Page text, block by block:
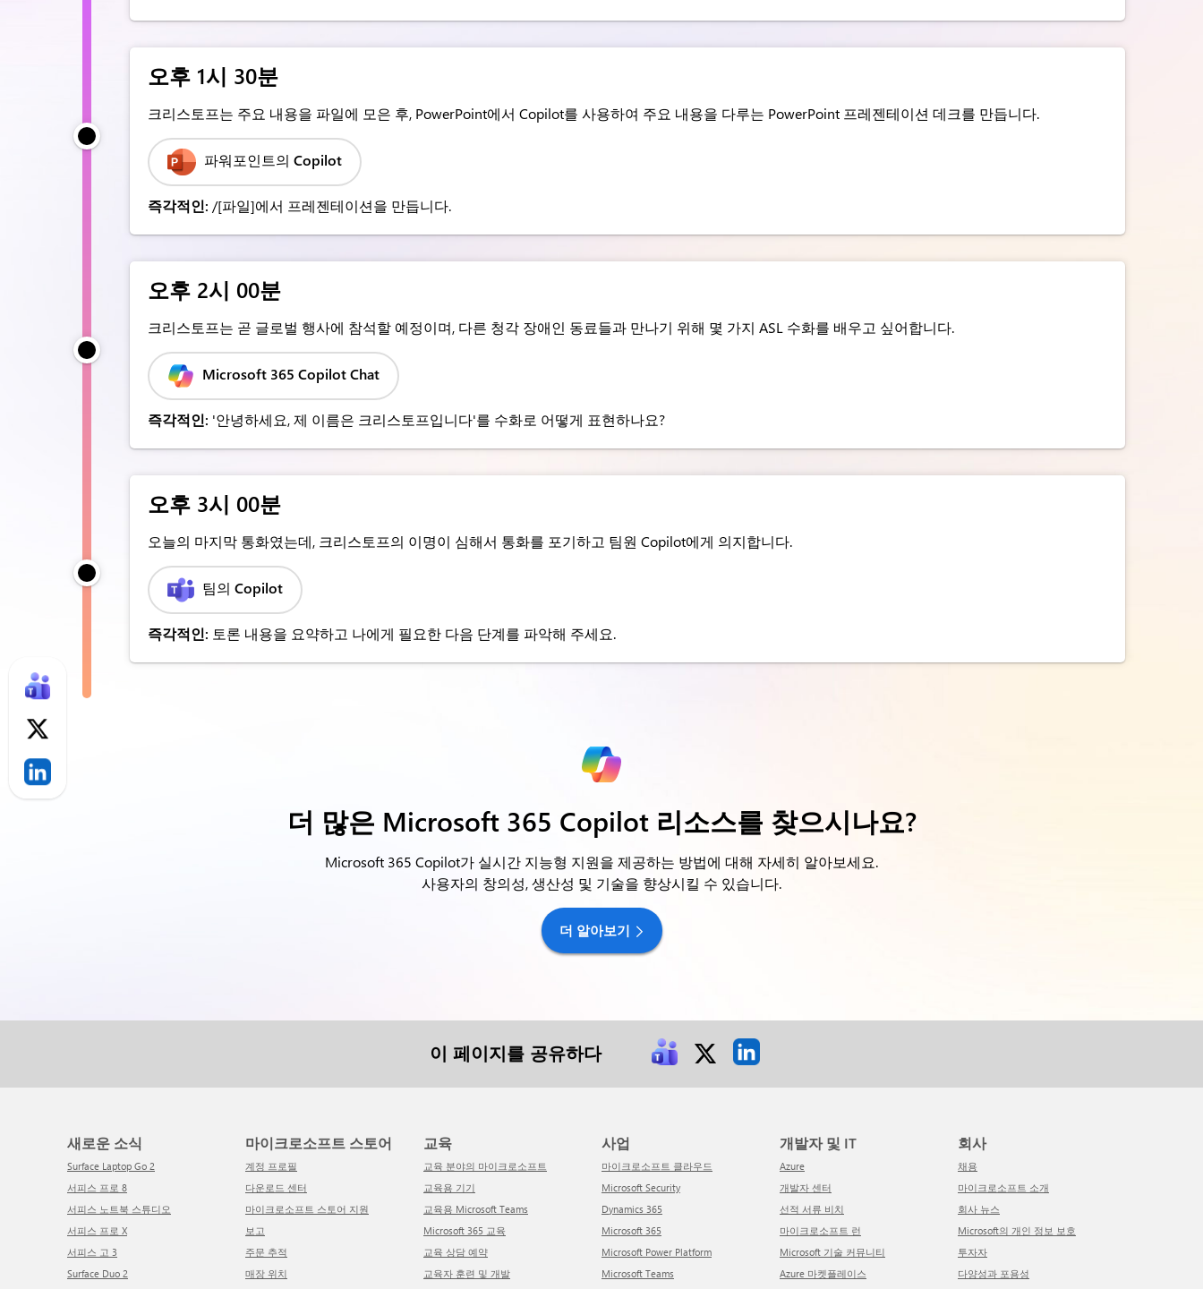
오후 1시 30분
크리스토프는 주요 내용을 파일에 모은 후, PowerPoint에서 Copilot를 사용하여 주요 내용을 다루는 PowerPoint 프레젠테이션 데크를 만듭니다.
파워포인트의 Copilot
즉각적인: /[파일]에서 프레젠테이션을 만듭니다.
오후 2시 00분
크리스토프는 곧 글로벌 행사에 참석할 예정이며, 다른 청각 장애인 동료들과 만나기 위해 몇 가지 ASL 수화를 배우고 싶어합니다.
Microsoft 365 Copilot Chat
즉각적인: '안녕하세요, 제 이름은 크리스토프입니다'를 수화로 어떻게 표현하나요?
오후 3시 00분
오늘의 마지막 통화였는데, 크리스토프의 이명이 심해서 통화를 포기하고 팀원 Copilot에게 의지합니다.
팀의 Copilot
즉각적인: 토론 내용을 요약하고 나에게 필요한 다음 단계를 파악해 주세요.
더 많은 Microsoft 365 Copilot 리소스를 찾으시나요?
Microsoft 365 Copilot가 실시간 지능형 지원을 제공하는 방법에 대해 자세히 알아보세요.
사용자의 창의성, 생산성 및 기술을 향상시킬 수 있습니다.
더 알아보기
이 페이지를 공유하다
새로운 소식
Surface Laptop Go 2
서피스 프로 8
서피스 노트북 스튜디오
서피스 프로 X
서피스 고 3
Surface Duo 2
마이크로소프트 스토어
계정 프로필
다운로드 센터
마이크로소프트 스토어 지원
보고
주문 추적
매장 위치
교육
교육 분야의 마이크로소프트
교육용 기기
교육용 Microsoft Teams
Microsoft 365 교육
교육 상담 예약
교육자 훈련 및 개발
사업
마이크로소프트 클라우드
Microsoft Security
Dynamics 365
Microsoft 365
Microsoft Power Platform
Microsoft Teams
개발자 및 IT
Azure
개발자 센터
선적 서류 비치
마이크로소프트 런
Microsoft 기술 커뮤니티
Azure 마켓플레이스
회사
채용
마이크로소프트 소개
회사 뉴스
Microsoft의 개인 정보 보호
투자자
다양성과 포용성